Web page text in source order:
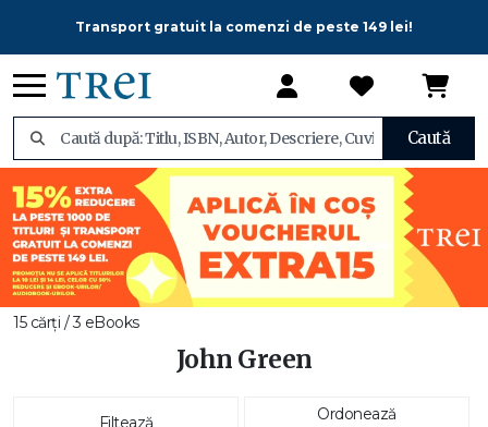
Transport gratuit la comenzi de peste 149 lei!
Caută
15 cărți / 3 eBooks
John Green
Filtează Ordonează